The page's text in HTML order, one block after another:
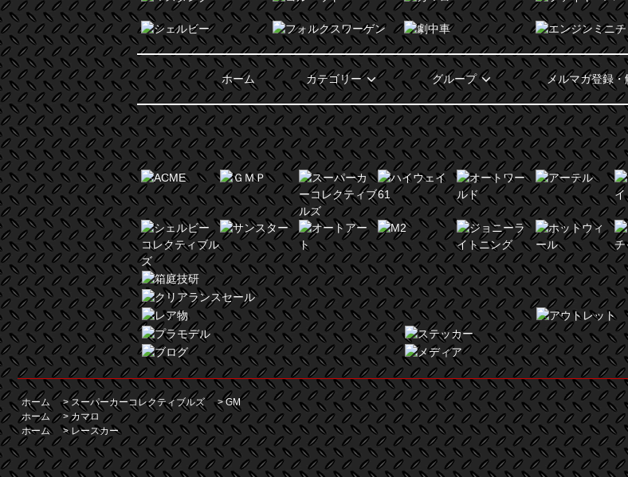
ホーム カテゴリー グループ メルマガ登録・
ホーム >スーパーカーコレクティブルズ >GM
ホーム
>カマロ
ホーム
>レースカー